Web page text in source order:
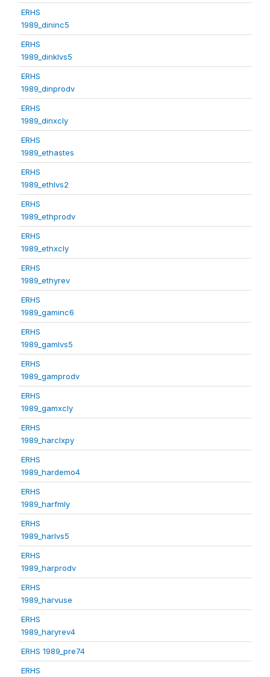
ERHS
1989_dininc5
ERHS
1989_dinklvs5
ERHS
1989_dinprodv
ERHS
1989_dinxcly
ERHS
1989_ethastes
ERHS
1989_ethlvs2
ERHS
1989_ethprodv
ERHS
1989_ethxcly
ERHS
1989_ethyrev
ERHS
1989_gaminc6
ERHS
1989_gamlvs5
ERHS
1989_gamprodv
ERHS
1989_gamxcly
ERHS
1989_harclxpy
ERHS
1989_hardemo4
ERHS
1989_harfmly
ERHS
1989_harlvs5
ERHS
1989_harprodv
ERHS
1989_harvuse
ERHS
1989_haryrev4
ERHS 1989_pre74
ERHS